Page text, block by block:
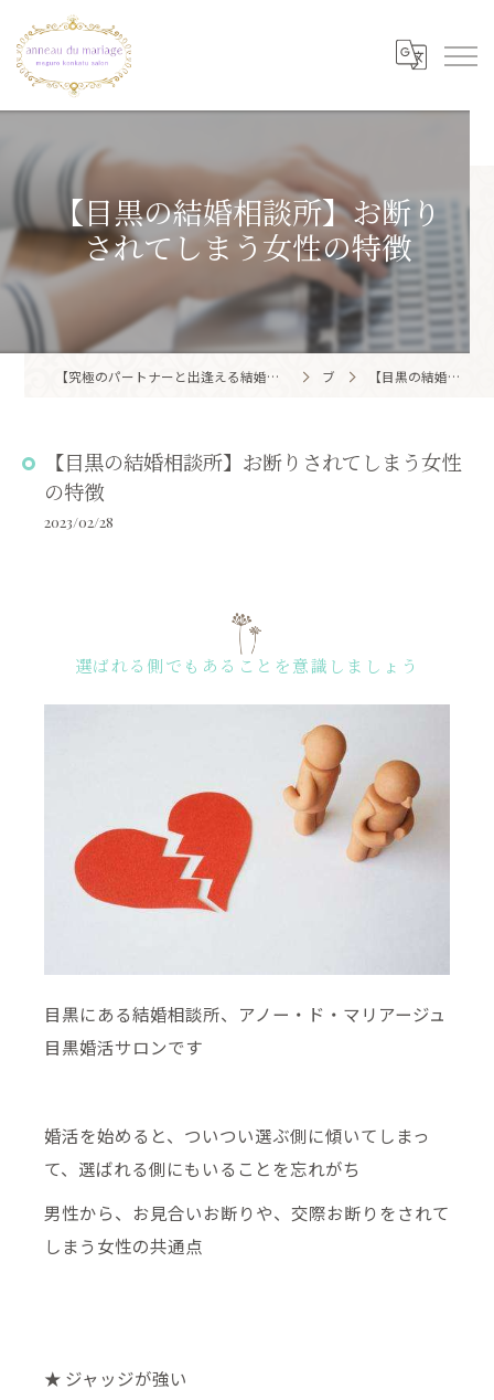
【目黒の結婚相談所】お断り
されてしまう女性の特徴
【究極のパートナーと出逢える結婚相談所】目黒区・品川区で結婚相談所ならアノー・ド・マリアージュ 目黒婚活サロン ブログ 【目黒の結婚相談所】お断りされてしまう女性の特徴
【目黒の結婚相談所】お断りされてしまう女性
の特徴
2023/02/28
選ばれる側でもあることを意識しましょう
目黒にある結婚相談所、アノー・ド・マリアージュ
目黒婚活サロンです
婚活を始めると、ついつい選ぶ側に傾いてしまっ
て、選ばれる側にもいることを忘れがち
男性から、お見合いお断りや、交際お断りをされて
しまう女性の共通点
★ ジャッジが強い